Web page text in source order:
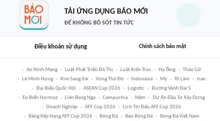
TẢI ỨNG DỤNG BÁO MỚI
ĐỂ KHÔNG BỎ SÓT TIN TỨC
Điều khoản sử dụng Chính sách bảo mật
An Ninh Mạng Luật Phát Triển Đô Thị Luật Kiến Trúc Hạ Tầng
Tháo Gỡ
Lê Minh Hưng
Kim Sang-Sik Vùng Thủ Đô Indonesia Mỹ Tô Lâm
Iran
Đại Biểu Quốc Hội
ASEAN Cup 2026 Logistic
Đường Vành Đai 5
Eo Biển Hormuz
Liên Bang Nga Campuchia Năm
Dự Án Đầu Tư Xây Dựng
Doanh Nghiệp
AFF Cup 2026
Lịch Thi Đấu AFF Cup 2026
Bảng Xếp Hạng AFF Cup 2026
Bóng Đá Báo Bóng Đá
Bóng Đá Việt Nam